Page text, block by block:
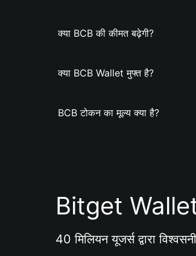
क्या BCB की कीमत बढ़ेगी?
क्या BCB Wallet मुफ्त है?
BCB टोकन का मूल्य क्या है?
Bitget
40 मिलियन यूजर्स द्वारा